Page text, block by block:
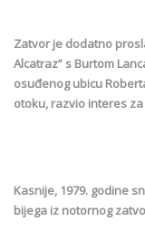
Zatvor je dodatno
Alcatraz” s Burtom
osuđenog ubicu
otoku, razvio interes
Kasnije, 1979. godine
bijega iz notornog